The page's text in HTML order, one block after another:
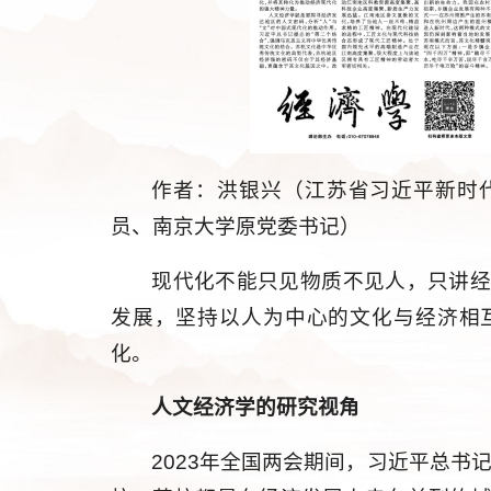
作者：洪银兴（江苏省习近平新时
员、南京大学原党委书记）
现代化不能只见物质不见人，只讲
发展，坚持以人为中心的文化与经济
化。
人文经济学的研究视角
2023年全国两会期间，习近平总书